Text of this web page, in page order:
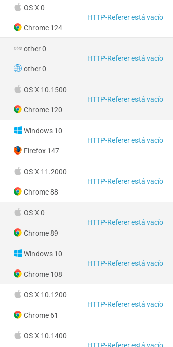
OS X 0
Chrome 124
HTTP-Referer está vacío
other 0
other 0
HTTP-Referer está vacío
OS X 10.1500
Chrome 120
HTTP-Referer está vacío
Windows 10
Firefox 147
HTTP-Referer está vacío
OS X 11.2000
Chrome 88
HTTP-Referer está vacío
OS X 0
Chrome 89
HTTP-Referer está vacío
Windows 10
Chrome 108
HTTP-Referer está vacío
OS X 10.1200
Chrome 61
HTTP-Referer está vacío
OS X 10.1400